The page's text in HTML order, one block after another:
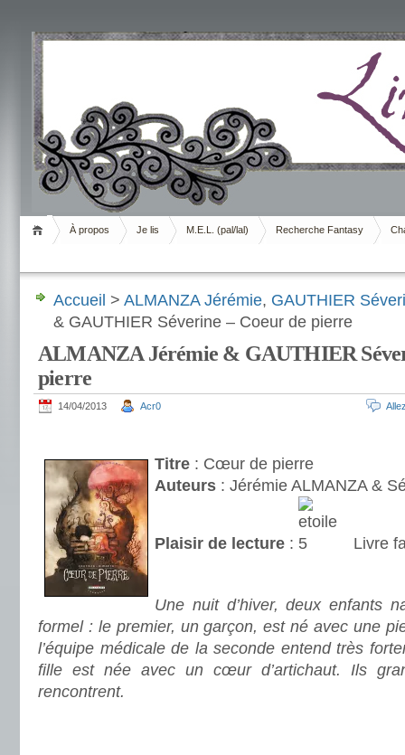
Livrement
À propos Je lis M.E.L. (pal/lal) Recherche Fantasy
Accueil > ALMANZA Jérémie, GAUTHIER
& GAUTHIER Séverine – Coeur de pierre
ALMANZA Jérémie & GAUTHIER
pierre
14/04/2013 Acr0
Titre : Cœur de pierre
Auteurs : Jérémie ALMANZA &
Plaisir de lecture :
Livre
Une nuit d’hiver, deux enfants
formel : le premier, un garçon, est né avec une
l’équipe médicale de la seconde entend très
fille est née avec un cœur d’artichaut. Ils
rencontrent.